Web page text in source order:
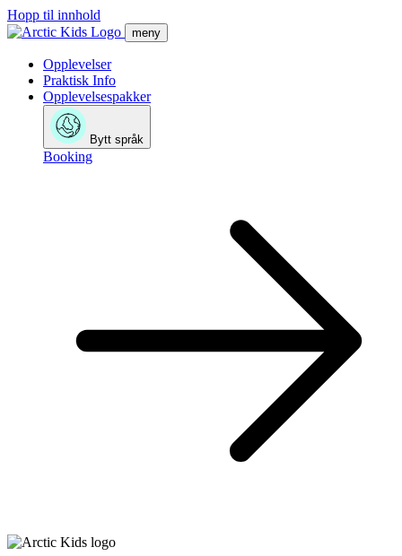
Hopp til innhold
meny
Opplevelser
Praktisk Info
Opplevelsespakker
Bytt språk
Booking